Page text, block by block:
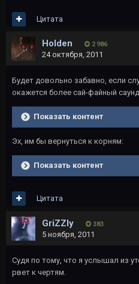
Цитата
Holden 2 986
24 октября, 2011
Будет довольно забавно, если
окажется более сай-файный
Показать контент
Эх, им бы вернуться к корням:
Показать контент
Цитата
GriZZly 383
5 ноября, 2011
Судя по тому, что я услышал из
рвет к чертям.